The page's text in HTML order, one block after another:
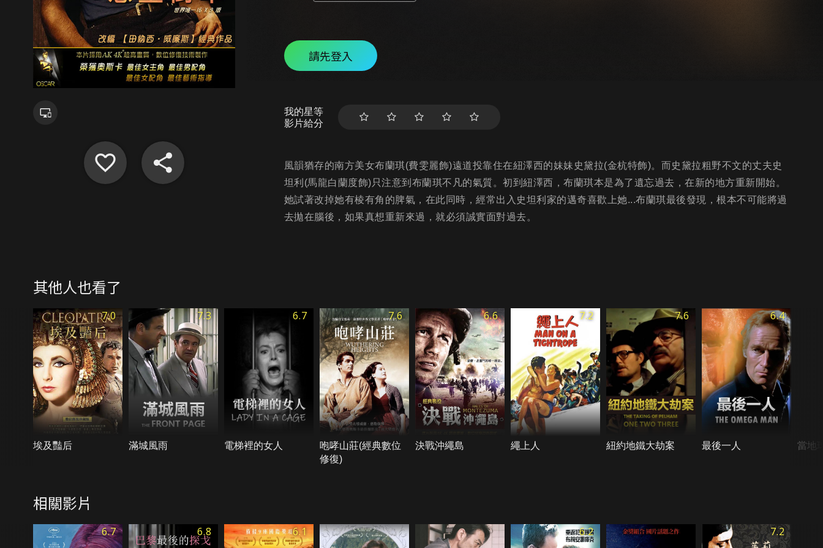
請先登入
我的星等
影片給分
風韻猶存的南方美女布蘭琪(費雯麗飾)遠道投靠住在紐澤西的妹妹史黛拉(金杭特飾)。而史黛拉粗野不文的丈夫史
坦利(馬龍白蘭度飾)只注意到布蘭琪不凡的氣質。初到紐澤西，布蘭琪本是為了遺忘過去，在新的地方重新開始。
她試著改掉她有棱有角的脾氣，在此同時，經常出入史坦利家的邁奇喜歡上她...布蘭琪最後發現，根本不可能將過
去拋在腦後，如果真想重新來過，就必須誠實面對過去。
其他人也看了
7.0
埃及豔后
7.3
滿城風雨
6.7
電梯裡的女人
7.6
咆哮山莊(經典數位
修復)
6.6
決戰沖繩島
7.2
繩上人
7.6
紐約地鐵大劫案
6.4
最後一人 當地
相關影片
6.7 6.8 6.1 6.2 7.2